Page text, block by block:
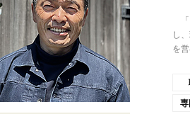
「
し
を